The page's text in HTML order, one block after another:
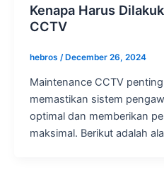
Kenapa Harus
CCTV
hebros /December 26, 2024
Maintenance CCTV
memastikan sistem
optimal dan memberikan
maksimal. Berikut adalah